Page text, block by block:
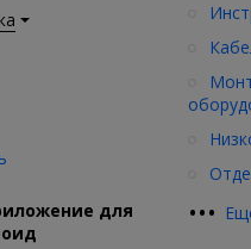
для
•••